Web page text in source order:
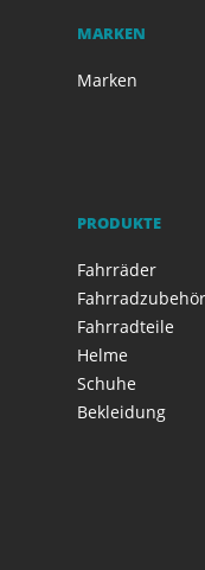
MARKEN
Marken
PRODUKTE
Fahrräder
Fahrradzubehör
Fahrradteile
Helme
Schuhe
Bekleidung